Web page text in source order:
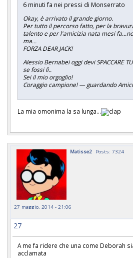
6 minuti fa nei pressi di Monserrato
Okay, è arrivato il grande giorno.
Per tutto il percorso fatto, per la
talento e per l'amicizia nata mesi
ma...
FORZA DEAR JACK!
Alessio Bernabei oggi devi SPACCARE
se fossi lì..
Sei il mio orgoglio!
Coraggio campione! — guardando
La mia omonima la sa lunga...
Matisse2 Posts: 7324
27 maggio, 2014 - 21:06
27
A me fa ridere che una come Deborah
acclamata